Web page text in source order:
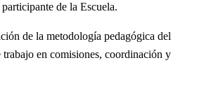
de la Escuela.
de la metodología pedagógica del
en comisiones, coordinación y